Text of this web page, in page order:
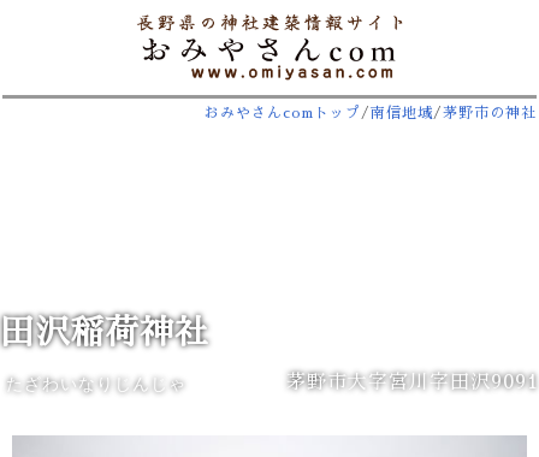
おみやさんcomトップ /南信地域/茅野市の神社
田沢稲荷神社
たざわいなりじんじゃ 茅野市大字宮川字田沢9091